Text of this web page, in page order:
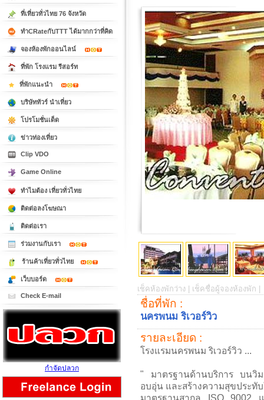
เช็คห้องพักว่าง | เช็คชื่อผู้จองห้องพัก |
ชื่อที่พัก :
นครพนม ริเวอร์วิว
รายละเอียด :
โรงแรมนครพนม ริเวอร์วิว ...
" มาตรฐานด้านบริการ บนวิ
อบอุ่น และสร้างความสุขประ
มาตรฐานสากล ISO 9002 แล
ที่เที่ยวทั่วไทย 76 จังหวัด
ทำCRateกับTTT ได้มากกว่าที่คิด
จองห้องพักออนไลน์
ที่พัก โรงแรม รีสอร์ท
ที่พักแนะนำ
บริษัททัวร์ นำเที่ยว
โปรโมชั่นเด็ด
ข่าวท่องเที่ยว
Clip VDO
Game Online
ทำไมต้อง เที่ยวทั่วไทย
ติดต่อลงโฆษณา
ติดต่อเรา
ร่วมงานกับเรา
ร้านค้าเที่ยวทั่วไทย
เว็บบอร์ด
Check E-mail
กำจัดปลวก